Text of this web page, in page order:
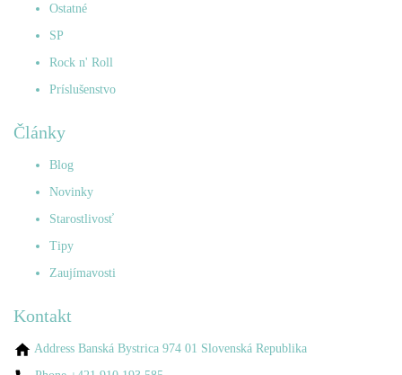
Ostatné
SP
Rock n' Roll
Príslušenstvo
Články
Blog
Novinky
Starostlivosť
Tipy
Zaujímavosti
Kontakt
Address Banská Bystrica 974 01 Slovenská Republika